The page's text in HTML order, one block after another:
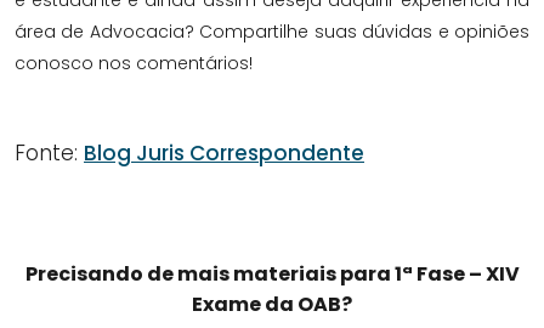
área de Advocacia? Compartilhe suas dúvidas e opiniões
conosco nos comentários!
Fonte: Blog Juris Correspondente
Precisando de mais materiais para 1ª Fase – XIV
Exame da OAB?